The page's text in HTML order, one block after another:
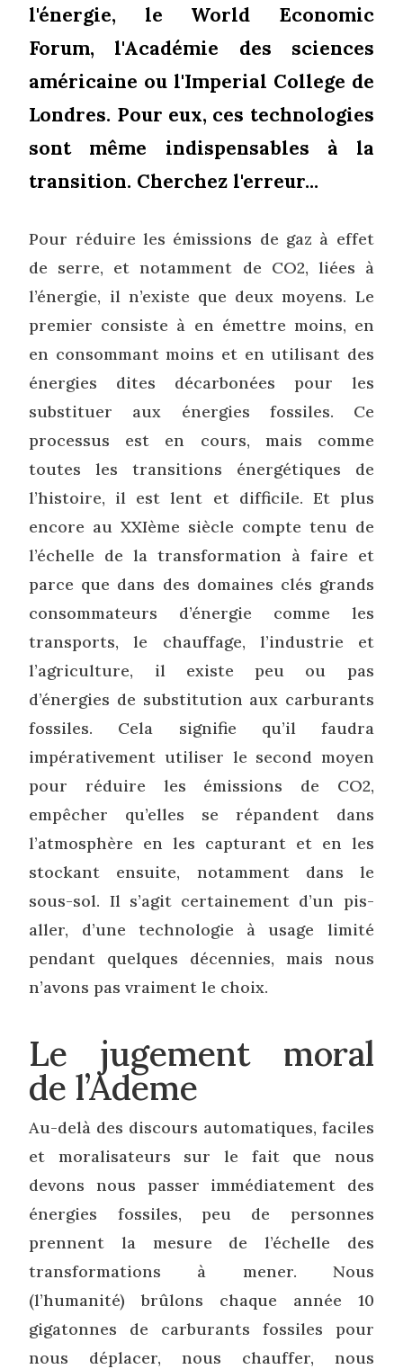
l'énergie, le World Economic
Forum, l'Académie des sciences
américaine ou l'Imperial College de
Londres. Pour eux, ces technologies
sont même indispensables à la
transition. Cherchez l'erreur...
Pour réduire les émissions de gaz à effet
de serre, et notamment de CO2, liées à
l’énergie, il n’existe que deux moyens. Le
premier consiste à en émettre moins, en
en consommant moins et en utilisant des
énergies dites décarbonées pour les
substituer aux énergies fossiles. Ce
processus est en cours, mais comme
toutes les transitions énergétiques de
l’histoire, il est lent et difficile. Et plus
encore au XXIème siècle compte tenu de
l’échelle de la transformation à faire et
parce que dans des domaines clés grands
consommateurs d’énergie comme les
transports, le chauffage, l’industrie et
l’agriculture, il existe peu ou pas
d’énergies de substitution aux carburants
fossiles. Cela signifie qu’il faudra
impérativement utiliser le second moyen
pour réduire les émissions de CO2,
empêcher qu’elles se répandent dans
l’atmosphère en les capturant et en les
stockant ensuite, notamment dans le
sous-sol. Il s’agit certainement d’un pis-
aller, d’une technologie à usage limité
pendant quelques décennies, mais nous
n’avons pas vraiment le choix.
Le jugement moral
de l’Ademe
Au-delà des discours automatiques, faciles
et moralisateurs sur le fait que nous
devons nous passer immédiatement des
énergies fossiles, peu de personnes
prennent la mesure de l’échelle des
transformations à mener. Nous
(l’humanité) brûlons chaque année 10
gigatonnes de carburants fossiles pour
nous déplacer, nous chauffer, nous